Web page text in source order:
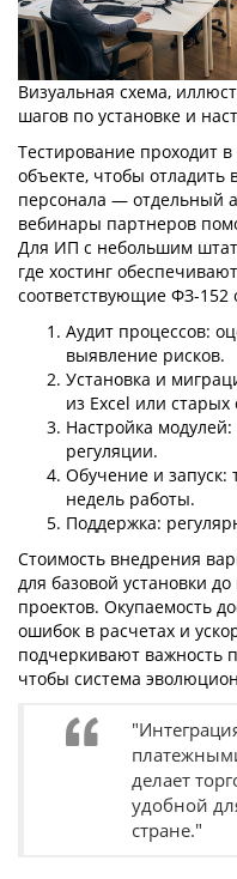
Визуальная схема,
шагов по установке и
Тестирование проходит
объекте, чтобы
персонала — отдельный
вебинары партнеров
Для ИП с небольшим
где хостинг
соответствующие ФЗ-
Аудит процессов:
выявление рисков.
Установка и
из Excel или старых
Настройка
регуляции.
Обучение и
недель работы.
Поддержка:
Стоимость внедрения
для базовой установки
проектов. Окупаемость
ошибок в расчетах и
подчеркивают важность
чтобы система
делает
удобной
стране."